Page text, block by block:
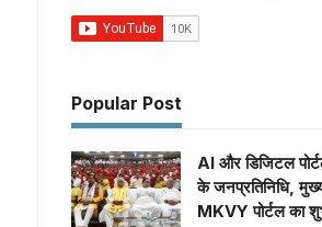
Popular Post
AI और डिजिटल
के जनप्रतिनिधि,
MKVY पोर्टल का